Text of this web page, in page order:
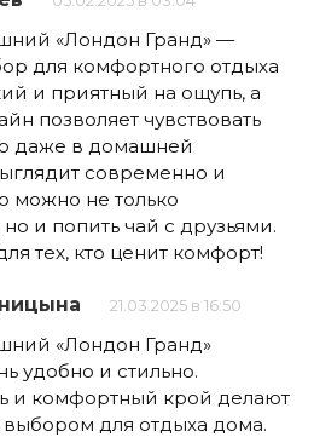
«Лондон Гранд» —
для комфортного отдыха
и приятный на ощупь, а
позволяет чувствовать
даже в домашней
современно и
можно не только
но и попить чай с друзьями.
тех, кто ценит комфорт!
21.03.2025 в 16:50
«Лондон Гранд»
удобно и стильно.
и комфортный крой делают
для отдыха дома.